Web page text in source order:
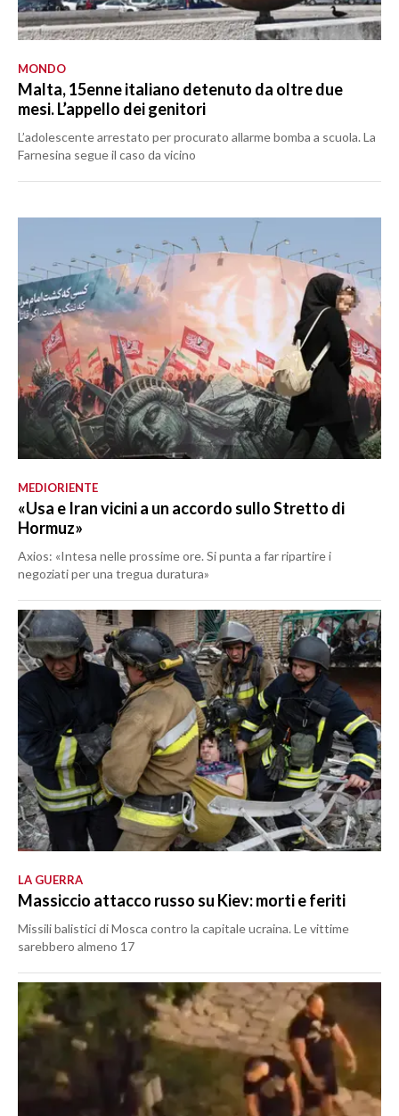
MONDO
Malta, 15enne italiano detenuto da oltre due
mesi. L’appello dei genitori
L’adolescente arrestato per procurato allarme bomba a scuola. La
Farnesina segue il caso da vicino
MEDIORIENTE
«Usa e Iran vicini a un accordo sullo Stretto di
Hormuz»
Axios: «Intesa nelle prossime ore. Si punta a far ripartire i
negoziati per una tregua duratura»
LA GUERRA
Massiccio attacco russo su Kiev: morti e feriti
Missili balistici di Mosca contro la capitale ucraina. Le vittime
sarebbero almeno 17